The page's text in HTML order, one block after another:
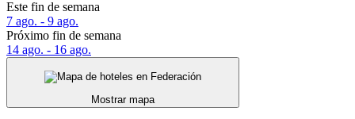
Este fin de semana
7 ago. - 9 ago.
Próximo fin de semana
14 ago. - 16 ago.
Mostrar mapa